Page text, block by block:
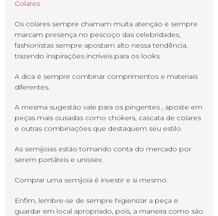
Colares
Os colares sempre chamam muita atenção e sempre
marcam presença no pescoço das celebridades,
fashionistas sempre apostam alto nessa tendência,
trazendo inspirações incríveis para os looks.
A dica é sempre combinar comprimentos e materiais
diferentes.
A mesma sugestão vale para os pingentes , aposte em
peças mais ousadas como chokers, cascata de colares
e outras combinações que destaquem seu estilo.
As semijoias estão tomando conta do mercado por
serem portáteis e unissex.
Comprar uma semijoia é investir e si mesmo.
Enfim, lembre-se de sempre higienizar a peça e
guardar em local apropriado, pois, a maneira como são